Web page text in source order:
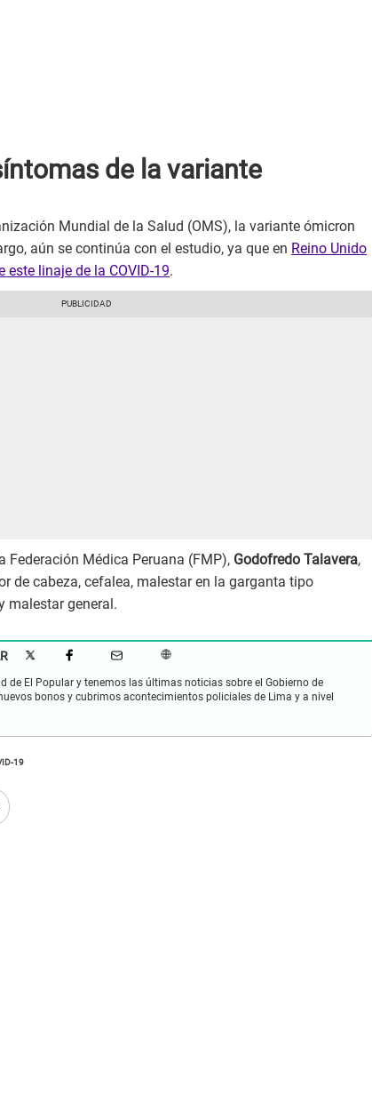
de la variante
Mundial de la Salud (OMS), la variante ómicron
aún se continúa con el estudio, ya que en Reino Unido
linaje de la COVID-19.
Federación Médica Peruana (FMP), Godofredo Talavera,
de cabeza, cefalea, malestar en la garganta tipo
malestar general.
de El Popular y tenemos las últimas noticias sobre el Gobierno de
bonos y cubrimos acontecimientos policiales de Lima y a nivel
19